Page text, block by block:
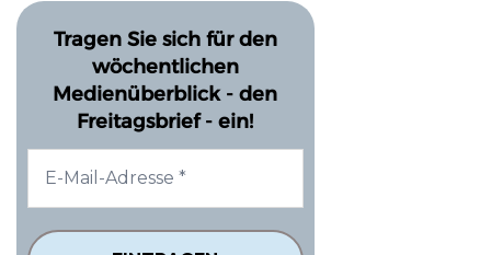
Tragen Sie sich für den
wöchentlichen
Medienüberblick - den
Freitagsbrief - ein!